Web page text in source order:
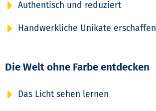
Authentisch und reduziert
Handwerkliche Unikate erschaffen
Die Welt ohne Farbe entdecken
Das Licht sehen lernen